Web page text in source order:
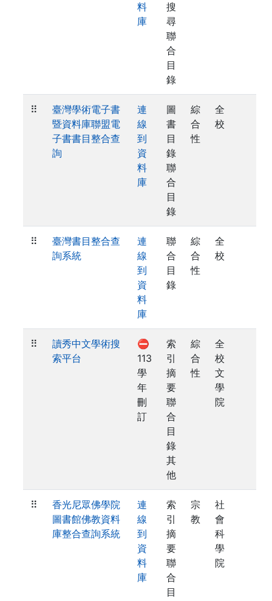
料
庫
搜
尋
聯
合
目
錄
⠿
臺灣學術電子書
暨資料庫聯盟電
子書書目整合查
詢
連
線
到
資
料
庫
圖
書
目
錄
聯
合
目
錄
綜
合
性
全
校
⠿
臺灣書目整合查
詢系統
連
線
到
資
料
庫
聯
合
目
錄
綜
合
性
全
校
⠿
讀秀中文學術搜
索平台
⛔
113
學
年
刪
訂
索
引
摘
要
聯
合
目
錄
其
他
綜
合
性
全
校
文
學
院
⠿
香光尼眾佛學院
圖書館佛教資料
庫整合查詢系統
連
線
到
資
料
庫
索
引
摘
要
聯
合
目
宗
教
社
會
科
學
院